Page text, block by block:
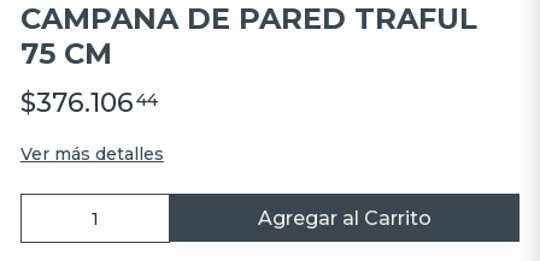
CAMPANA DE PARED TRAFUL
75 CM
$376.10644
Ver más detalles
Agregar al Carrito